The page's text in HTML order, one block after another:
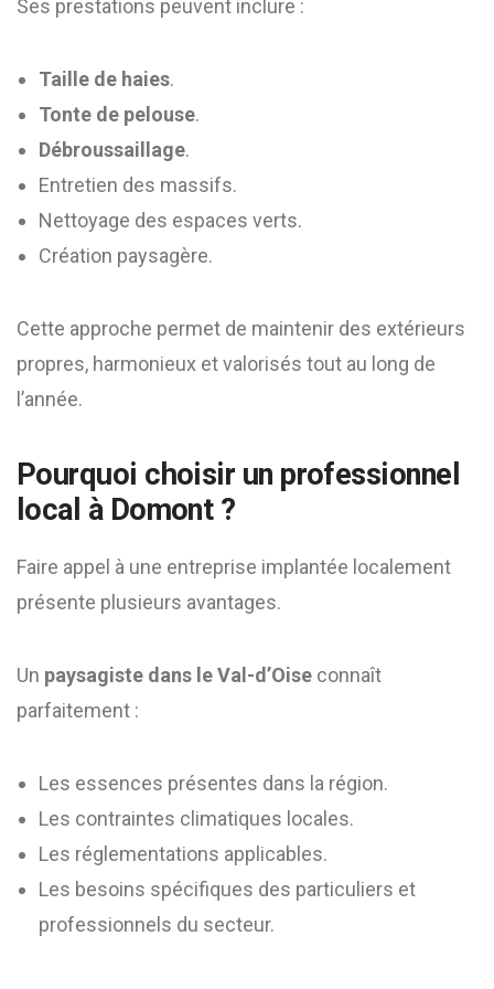
Ses prestations peuvent inclure :
Taille de haies.
Tonte de pelouse.
Débroussaillage.
Entretien des massifs.
Nettoyage des espaces verts.
Création paysagère.
Cette approche permet de maintenir des extérieurs
propres, harmonieux et valorisés tout au long de
l’année.
Pourquoi choisir un professionnel
local à Domont ?
Faire appel à une entreprise implantée localement
présente plusieurs avantages.
Un paysagiste dans le Val-d’Oise connaît
parfaitement :
Les essences présentes dans la région.
Les contraintes climatiques locales.
Les réglementations applicables.
Les besoins spécifiques des particuliers et
professionnels du secteur.